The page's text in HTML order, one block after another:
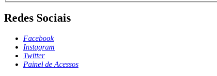
Redes Sociais
Facebook
Instagram
Twitter
Painel de Acessos